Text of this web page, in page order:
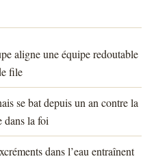
aligne une équipe redoutable
file
se bat depuis un an contre la
dans la foi
dans l’eau entraînent